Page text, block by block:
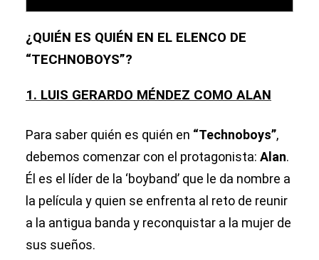
¿QUIÉN ES QUIÉN EN EL ELENCO DE
“TECHNOBOYS”?
1. LUIS GERARDO MÉNDEZ COMO ALAN
Para saber quién es quién en “Technoboys”,
debemos comenzar con el protagonista: Alan.
Él es el líder de la ‘boyband’ que le da nombre a
la película y quien se enfrenta al reto de reunir
a la antigua banda y reconquistar a la mujer de
sus sueños.